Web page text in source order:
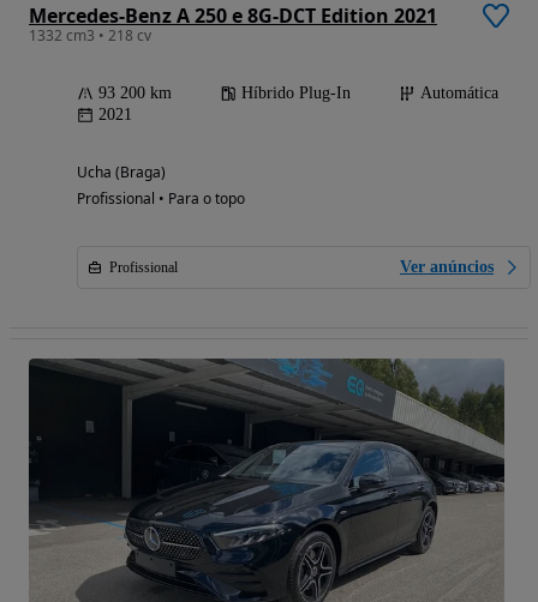
Mercedes-Benz A 250 e 8G-DCT Edition 2021
1332 cm3 • 218 cv
93 200 km Híbrido Plug-In
Automática
2021
Ucha (Braga)
Profissional • Para o topo
Profissional Ver anúncios